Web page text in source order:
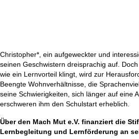
Christopher*, ein aufgeweckter und
seinen Geschwistern dreisprachig auf.
wie ein Lernvorteil klingt, wird zur
Beengte Wohnverhältnisse, die
seine Schwierigkeiten, sich länger auf eine
erschweren ihm den Schulstart erheblich.
Über den Mach Mut e.V. finanziert die
Lernbegleitung und Lernförderung an